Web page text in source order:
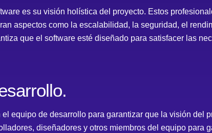
es su visión holística del proyecto. Estos
aspectos como la escalabilidad, la seguridad, el
que el software esté diseñado para satisfacer las
equipo de desarrollo para garantizar que la visión del
diseñadores y otros miembros del equipo para